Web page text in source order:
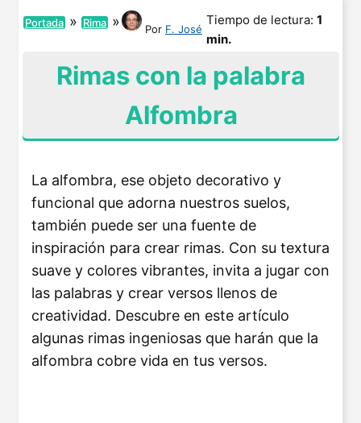
Portada » Rima » Por F. José
Tiempo de lectura: 1
min.
Rimas con la palabra
Alfombra
La alfombra, ese objeto decorativo y
funcional que adorna nuestros suelos,
también puede ser una fuente de
inspiración para crear rimas. Con su textura
suave y colores vibrantes, invita a jugar con
las palabras y crear versos llenos de
creatividad. Descubre en este artículo
algunas rimas ingeniosas que harán que la
alfombra cobre vida en tus versos.